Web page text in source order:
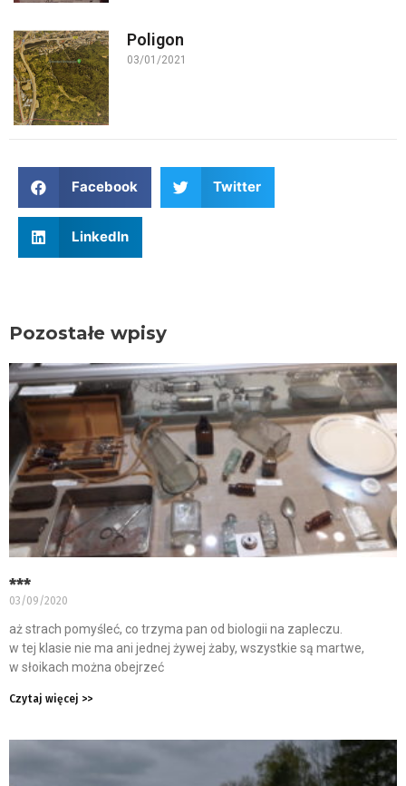
Poligon
03/01/2021
Facebook Twitter
LinkedIn
Pozostałe wpisy
***
03/09/2020
aż strach pomyśleć, co trzyma pan od biologii na zapleczu.
w tej klasie nie ma ani jednej żywej żaby, wszystkie są martwe,
w słoikach można obejrzeć
Czytaj więcej >>